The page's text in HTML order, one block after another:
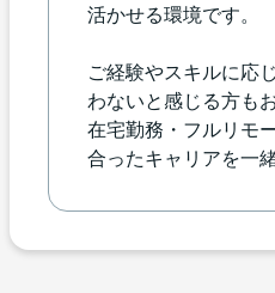
活かせる環境です。
ご経験やスキルに応
わないと感じる方も
在宅勤務・フルリモ
合ったキャリアを一